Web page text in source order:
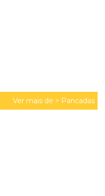
Ver mais de > Pancadas